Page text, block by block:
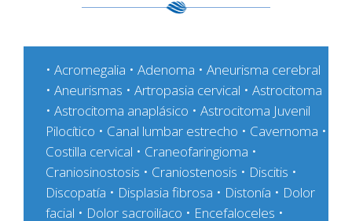
• Acromegalia • Adenoma • Aneurisma cerebral
• Aneurismas • Artropasia cervical • Astrocitoma
• Astrocitoma anaplásico • Astrocitoma Juvenil
Pilocítico • Canal lumbar estrecho • Cavernoma •
Costilla cervical • Craneofaringioma •
Craniosinostosis • Craniostenosis • Discitis •
Discopatía • Displasia fibrosa • Distonía • Dolor
facial • Dolor sacroilíaco • Encefaloceles •